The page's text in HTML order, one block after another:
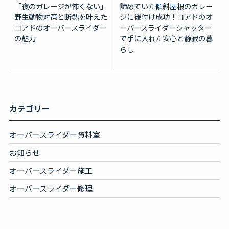
「夜のガレージが怖くない」
野生動物対策と断熱を叶えた
コアドのオーバースライダー
の魅力
諦めていた傾斜屋根のガレー
ジに後付け成功！コアドのオ
ーバースライダーシャッター
で手に入れた安心と静寂の暮
らし
カテゴリー
オーバースライダー資料室
お知らせ
オーバースライダー施工
オーバースライダー修理